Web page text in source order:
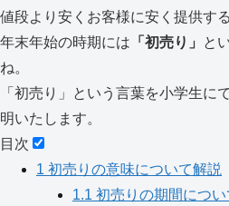
値段より安くお客様に安く提供する
年末年始の時期には 「初売り」
と
ね。
「初売り」という言葉を小学生に
明いたします。
目次
1 初売りの意味について解説
1.1 初売りの期間につい